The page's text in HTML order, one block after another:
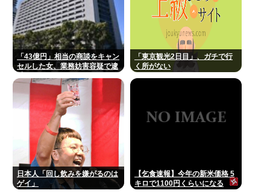
「43億円」相当の商談をキャン
セルした女、業務妨害容疑で逮
「東京観光2日目」、ガチで行
く所がない
日本人「回し飲みを嫌がるのは
ゲイ」
【乞食速報】今年の新米価格 5
キロで1100円くらいになる